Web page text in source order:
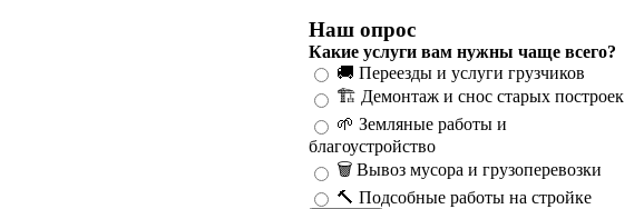
Наш опрос
Какие услуги вам нужны чаще всего?
🚚 Переезды и услуги грузчиков
🏗️ Демонтаж и снос старых построек
🌱 Земляные работы и
благоустройство
🗑️ Вывоз мусора и грузоперевозки
🔨 Подсобные работы на стройке